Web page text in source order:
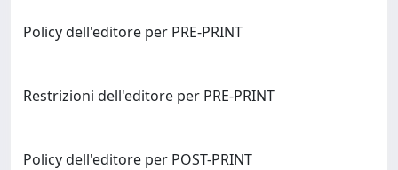
Policy dell'editore per PRE-PRINT
Restrizioni dell'editore per PRE-PRINT
Policy dell'editore per POST-PRINT